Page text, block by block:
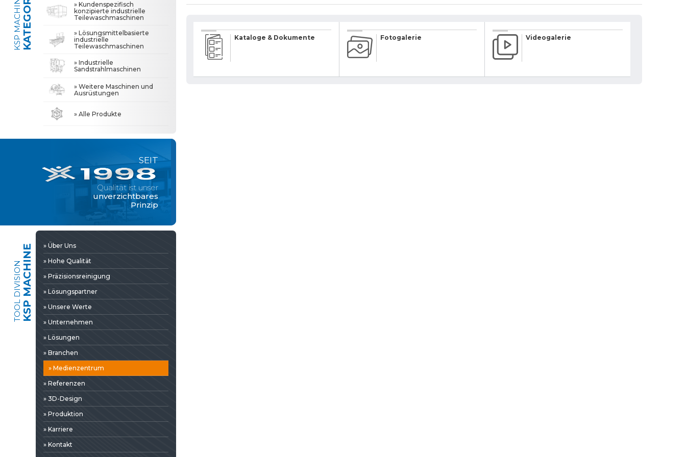
» Industrielle Sandstrahlmaschinen
» Weitere Maschinen und Ausrüstungen
Alle Rechte vorbehalten. Sämtliche auf dieser Website verwendeten Inhalte und visuellen Elemente
gehören der KSP Machine, und eine unbefugte Nutzung kann rechtliche Schritte nach sich ziehen.
unverzichtbares
Prinzip
» Hohe Qualität
» Präzisionsreinigung
» Unsere Werte
» Lösungen
» 3D-Design
» Produktion
» Karriere
» Kontakt
» Nachrichten & Messen
» Kataloge & Dokumente
» Fotogalerie
KSP MACHINE
» Kundenspezifisch
konzipierte industrielle
Teilewaschmaschinen
» Lösungsmittelbasierte
industrielle
Teilewaschmaschinen
» Industrielle
Sandstrahlmaschinen
» Weitere Maschinen und
Ausrüstungen
» Alle Produkte
SEIT
Qualität ist unser
unverzichtbares
Prinzip
TOOL DIVISIONKSP MACHINE
» Über Uns
» Hohe Qualität
» Präzisionsreinigung
» Lösungspartner
» Unsere Werte
» Unternehmen
» Lösungen
» Branchen
» Medienzentrum
» Referenzen
» 3D-Design
» Produktion
» Karriere
» Kontakt
Kataloge & Dokumente Fotogalerie Videogalerie